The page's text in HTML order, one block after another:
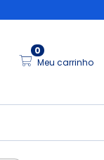
Meu carrinho
0